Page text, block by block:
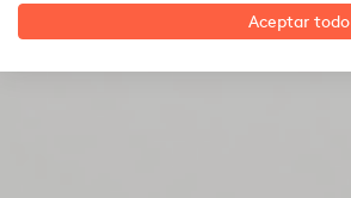
Aceptar todo